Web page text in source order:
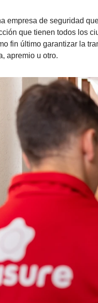
empresa de seguridad
que tienen todos los
fin último garantizar la
apremio u otro.